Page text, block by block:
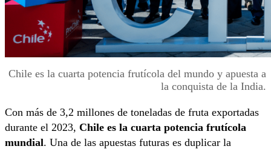
Chile es la cuarta potencia frutícola del mundo y apuesta a
la conquista de la India.
Con más de 3,2 millones de toneladas de fruta exportadas
durante el 2023, Chile es la cuarta potencia frutícola
mundial. Una de las apuestas futuras es duplicar la